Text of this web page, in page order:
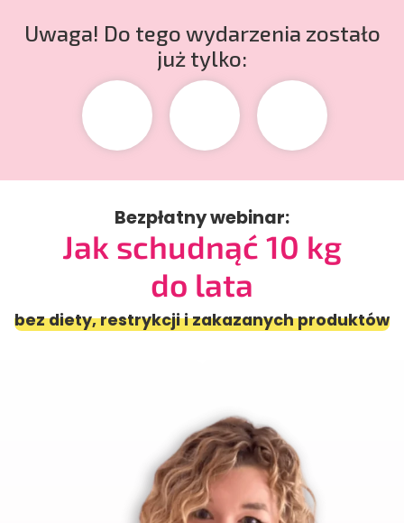
Uwaga! Do tego wydarzenia zostało
już tylko:
Bezpłatny webinar:
Jak schudnąć 10 kg
do lata
bez diety, restrykcji i zakazanych produktów